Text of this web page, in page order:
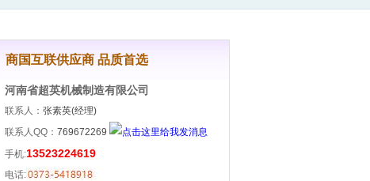
商国互联供应商 品质首选
河南省超英机械制造有限公司
联系人： 张素英(经理)
联系人QQ： 769672269
手机:13523224619
电话: